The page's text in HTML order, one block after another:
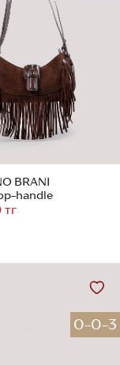
BRANI
handle
тг
0-0-3